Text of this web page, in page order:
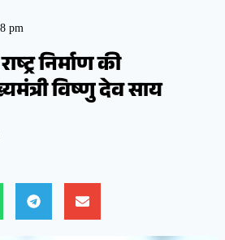
pm
निर्माण की
विष्णु देव साय